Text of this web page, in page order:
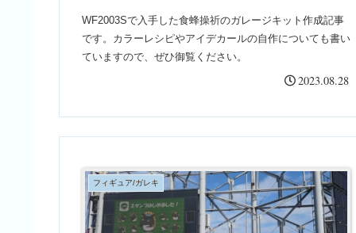
WF2003Sで入手した食蜂操祈のガレージキット作成記事
です。カラーレシピやアイデカールの自作についても書い
ていますので、ぜひ御覧ください。
2023.08.28
フィギュア/ガレキ